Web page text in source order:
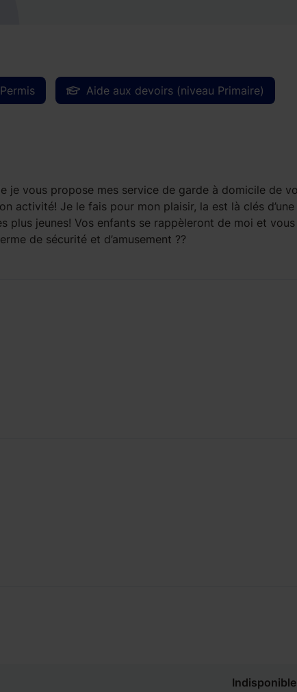
Permis Aide aux devoirs (niveau Primaire)
je vous propose mes service de garde à domicile de
activité! Je le fais pour mon plaisir, la est là clés d’une
plus jeunes! Vos enfants se rappèleront de moi et
de sécurité et d’amusement ??
Indisponible